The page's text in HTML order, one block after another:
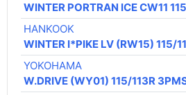
WINTER PORTRAN ICE CW11
HANKOOK
WINTER I*PIKE LV (RW15) 115/
YOKOHAMA
W.DRIVE (WY01) 115/113R